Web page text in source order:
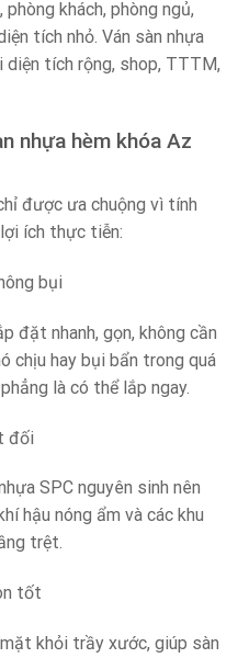
khách, phòng ngủ,
tích nhỏ. Ván sàn nhựa
diện tích rộng, shop, TTTM,
nhựa hèm khóa Az
được ưa chuộng vì tính
ích thực tiễn:
bụi
đặt nhanh, gọn, không cần
chịu hay bụi bẩn trong quá
là có thể lắp ngay.
đối
SPC nguyên sinh nên
hậu nóng ẩm và các khu
trệt.
tốt
khỏi trầy xước, giúp sàn